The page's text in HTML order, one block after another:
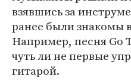
взявшись за
ранее были знакомы
Например, песня Go
чуть ли не первые
гитарой.